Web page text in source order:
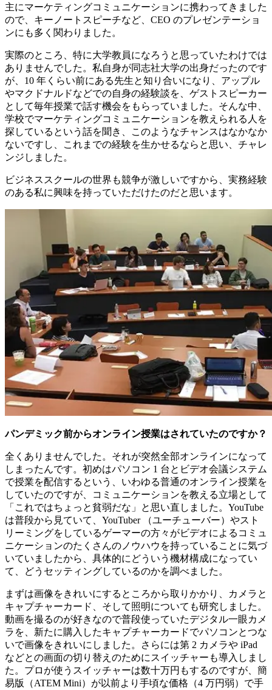
主にマーケティングコミュニケーションに携わってきました
ので、キーノートスピーチなど、CEO のプレゼンテーショ
ンにも多く関わりました。
実際のところ、特に大学教員になろうと思っていたわけでは
ありませんでした。私自身が同志社大学の出身だったのです
が、10 年くらい前にある先生と知り合いになり、アップル
やマクドナルドなどでの自身の経験談を、ゲストスピーカー
として毎年授業で話す機会をもらっていました。そんな中、
学校でマーケティングコミュニケーションを教えられる人を
探しているという話を聞き、このようなチャンスはなかなか
ないですし、これまでの経験を生かせるならと思い、チャレ
ンジしました。
ビジネススクールの世界も競争が激しいですから、実務経験
のある私に興味を持っていただけたのだと思います。
パンデミック前からオンライン授業はされていたのですか？
全くありませんでした。それが突然全部オンラインになって
しまったんです。初めはパソコン 1 台とビデオ会議システム
で授業を配信するという、いわゆる普通のオンライン授業を
していたのですが、コミュニケーションを教える立場として
「これではちょっと貧弱だな」と思い直しました。YouTube
は普段から見ていて、YouTuber （ユーチューバー）やスト
リーミングをしているゲーマーの方々がビデオによるコミュ
ニケーションのたくさんのノウハウを持っていることに気づ
いていましたから、具体的にどういう機材構成になってい
て、どうセッティングしているのかを調べました。
まずは画像をきれいにするところから取りかかり、カメラと
キャプチャーカード、そして照明についても研究しました。
動画を撮るのが好きなので普段使っていたデジタル一眼カメ
ラを、新たに購入したキャプチャーカードでパソコンとつな
いで画像をきれいにしました。さらには第 2 カメラや iPad
などとの画面の切り替えのためにスイッチャーも導入しまし
た。プロが使うスイッチャーは数十万円もするのですが、簡
易版（ATEM Mini）が以前より手頃な価格（4 万円弱）で手